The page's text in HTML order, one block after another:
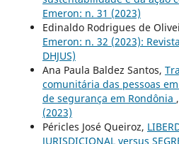
Emeron: n. 31 (2023)
Edinaldo Rodrigues de
Emeron: n. 32 (2023):
DHJUS)
Ana Paula Baldez Santos,
comunitária das pessoas
de segurança em Rondônia ,
(2023)
Péricles José Queiroz,
JURISDICIONAL versus